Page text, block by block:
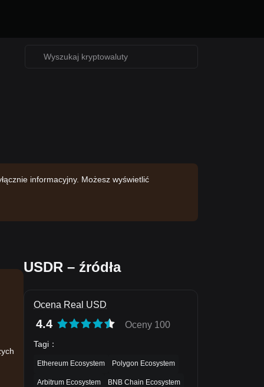
informacyjny. Możesz wyświetlić
USDR – źródła
Ocena Real USD
4.4 Oceny 100
Tagi ：
Ethereum Ecosystem Polygon Ecosystem
Arbitrum Ecosystem BNB Chain Ecosystem